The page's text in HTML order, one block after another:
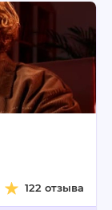
122 отзыва